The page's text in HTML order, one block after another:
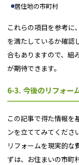
居住地の市町村
これらの項目を参考に
を満たしているか確認
合もありますので、組
が期待できます。
6-3. 今後のリフォー
この記事で得た情報を
ンを立ててみてくださ
リフォームを現実的な
ずは、お住まいの市町